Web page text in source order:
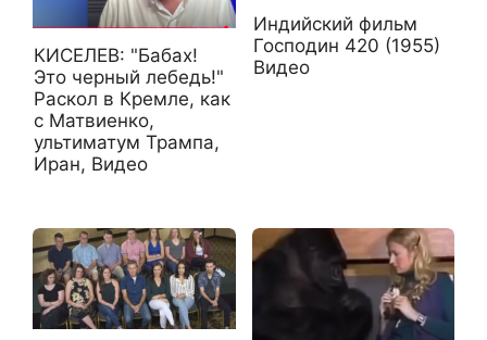
КИСЕЛЕВ: "Бабах!
Это черный лебедь!"
Раскол в Кремле, как
с Матвиенко,
ультиматум Трампа,
Иран, Видео
Индийский фильм
Господин 420 (1955)
Видео